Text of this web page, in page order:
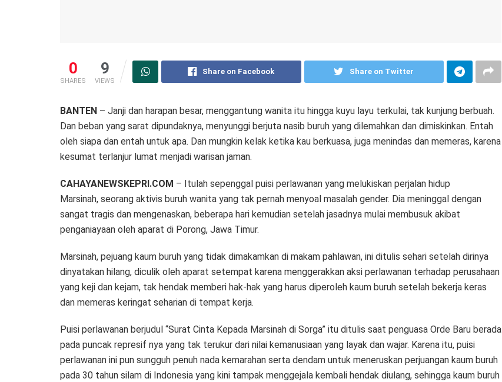
0
SHARES
9
VIEWS
Share on Facebook Share on Twitter
BANTEN – Janji dan harapan besar, menggantung wanita itu hingga kuyu layu terkulai, tak kunjung berbuah.
Dan beban yang sarat dipundaknya, menyunggi berjuta nasib buruh yang dilemahkan dan dimiskinkan. Entah
oleh siapa dan entah untuk apa. Dan mungkin kelak ketika kau berkuasa, juga menindas dan memeras, karena
kesumat terlanjur lumat menjadi warisan jaman.
CAHAYANEWSKEPRI.COM – Itulah sepenggal puisi perlawanan yang melukiskan perjalan hidup
Marsinah, seorang aktivis buruh wanita yang tak pernah menyoal masalah gender. Dia meninggal dengan
sangat tragis dan mengenaskan, beberapa hari kemudian setelah jasadnya mulai membusuk akibat
penganiayaan oleh aparat di Porong, Jawa Timur.
Marsinah, pejuang kaum buruh yang tidak dimakamkan di makam pahlawan, ini ditulis sehari setelah dirinya
dinyatakan hilang, diculik oleh aparat setempat karena menggerakkan aksi perlawanan terhadap perusahaan
yang keji dan kejam, tak hendak memberi hak-hak yang harus diperoleh kaum buruh setelah bekerja keras
dan memeras keringat seharian di tempat kerja.
Puisi perlawanan berjudul “Surat Cinta Kepada Marsinah di Sorga” itu ditulis saat penguasa Orde Baru berada
pada puncak represif nya yang tak terukur dari nilai kemanusiaan yang layak dan wajar. Karena itu, puisi
perlawanan ini pun sungguh penuh nada kemarahan serta dendam untuk meneruskan perjuangan kaum buruh
pada 30 tahun silam di Indonesia yang kini tampak menggejala kembali hendak diulang, sehingga kaum buruh